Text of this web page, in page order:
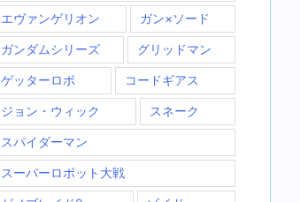
エヴァンゲリオン ガン×ソード
ガンダムシリーズ グリッドマン
ゲッターロボ コードギアス
ジョン・ウィック スネーク
スパイダーマン
スーパーロボット大戦